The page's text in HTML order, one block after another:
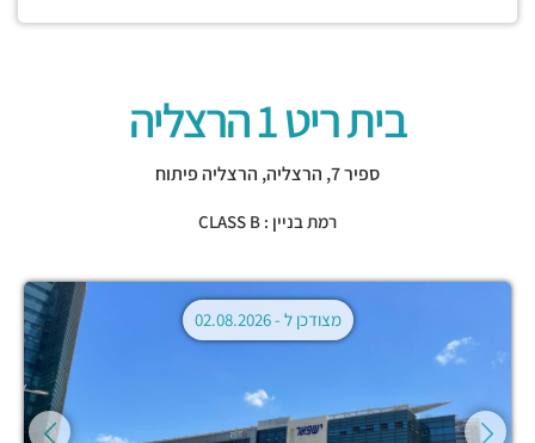
בית ריט 1 הרצליה
ספיר 7, הרצליה, הרצליה פיתוח
רמת בניין : CLASS B
מצודכן ל -02.08.2026